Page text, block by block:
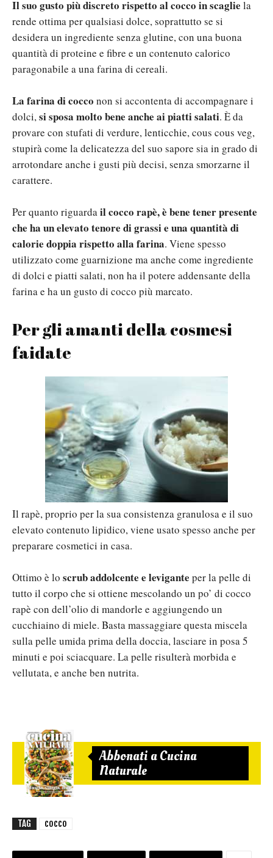
Il suo gusto più discreto rispetto al cocco in scaglie la
rende ottima per qualsiasi dolce, soprattutto se si
desidera un ingrediente senza glutine, con una buona
quantità di proteine e fibre e un contenuto calorico
paragonabile a una farina di cereali.
La farina di cocco non si accontenta di accompagnare i
dolci,si sposa molto bene anche ai piatti salati. È da
provare con stufati di verdure, lenticchie, cous cous veg,
stupirà come la delicatezza del suo sapore sia in grado di
arrotondare anche i gusti più decisi, senza smorzarne il
carattere.
Per quanto riguardail cocco rapè, è bene tener presente
che ha un elevato tenore di grassi e una quantità di
calorie doppia rispetto alla farina. Viene spesso
utilizzato come guarnizione ma anche come ingrediente
di dolci e piatti salati, non ha il potere addensante della
farina e ha un gusto di cocco più marcato.
Per gli amanti della cosmesi
faidate
Il rapè, proprio per la sua consistenza granulosa e il suo
elevato contenuto lipidico, viene usato spesso anche per
preparare cosmetici in casa.
Ottimo è lo scrub addolcente e levigante per la pelle di
tutto il corpo che si ottiene mescolando un po’ di cocco
rapè con dell’olio di mandorle e aggiungendo un
cucchiaino di miele. Basta massaggiare questa miscela
sulla pelle umida prima della doccia, lasciare in posa 5
minuti e poi sciacquare. La pelle risulterà morbida e
vellutata, e anche ben nutrita.
Abbonati a Cucina
Naturale
TAG cocco